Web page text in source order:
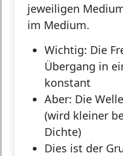
jeweiligen
im Medium.
Wichtig: Die
Übergang in
konstant
Aber: Die
(wird kleiner
Dichte)
Dies ist der